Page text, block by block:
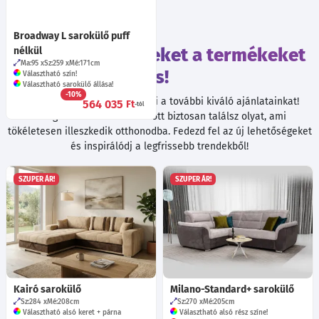
Broadway L sarokülő puff
nélkül
Ma:95 Sz:259 Mé:171cm
Választható szín!
Választható sarokülő állása!
-10%
564 035 Ft-tól
Tekintsd meg ezeket a termékeket
is!
Böngészés közben ne hagyd ki a további kiváló ajánlatainkat!
Válogatott termékeink között biztosan találsz olyat, ami
tökéletesen illeszkedik otthonodba. Fedezd fel az új lehetőségeket
és inspirálódj a legfrissebb trendekből!
SZUPER ÁR!
Kairó sarokülő
Sz:284 Mé:208cm
Választható alsó keret + párna
SZUPER ÁR!
Milano-Standard+ sarokülő
Sz:270 Mé:205cm
Választható alsó rész színe!